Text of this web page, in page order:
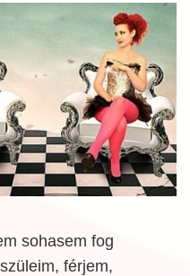
sohasem fog
férjem,